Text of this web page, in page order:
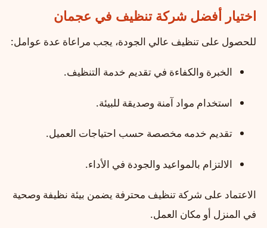
اختيار أفضل شركة تنظيف في عجمان
للحصول على تنظيف عالي الجودة، يجب مراعاة عدة عوامل:
الخبرة والكفاءة في تقديم خدمة التنظيف.
استخدام مواد آمنة وصديقة للبيئة.
تقديم خدمه مخصصة حسب احتياجات العميل.
الالتزام بالمواعيد والجودة في الأداء.
الاعتماد على شركة تنظيف محترفة يضمن بيئة نظيفة وصحية
في المنزل أو مكان العمل.